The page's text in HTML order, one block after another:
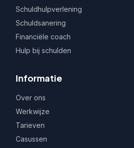
Schuldhulpverlening
Schuldsanering
Financiële coach
Hulp bij schulden
Informatie
Over ons
Werkwijze
Tarieven
Casussen